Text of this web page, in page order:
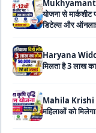
Haryana
Mahila Krishi
UP Cattle